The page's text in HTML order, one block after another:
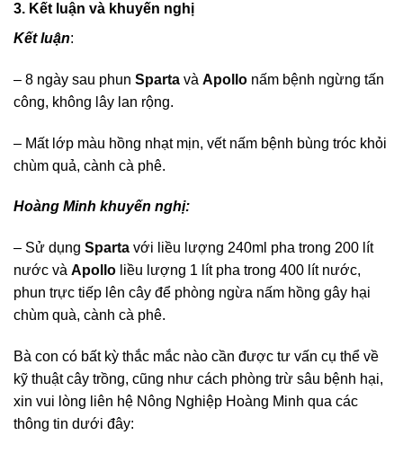
3. Kết luận và khuyến nghị
Kết luận:
– 8 ngày sau phun Sparta và Apollo nấm bệnh ngừng tấn
công, không lây lan rộng.
– Mất lớp màu hồng nhạt mịn, vết nấm bệnh bùng tróc khỏi
chùm quả, cành cà phê.
Hoàng Minh khuyến nghị:
– Sử dụng Sparta với liều lượng 240ml pha trong 200 lít
nước và Apollo liều lượng 1 lít pha trong 400 lít nước,
phun trực tiếp lên cây để phòng ngừa nấm hồng gây hại
chùm quà, cành cà phê.
Bà con có bất kỳ thắc mắc nào cần được tư vấn cụ thể về
kỹ thuật cây trồng, cũng như cách phòng trừ sâu bệnh hại,
xin vui lòng liên hệ Nông Nghiệp Hoàng Minh qua các
thông tin dưới đây: